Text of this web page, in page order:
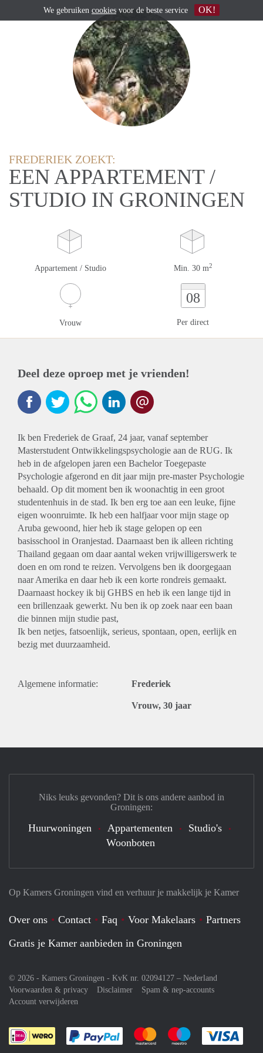
FREDERIEK ZOEKT:
EEN APPARTEMENT /
STUDIO IN GRONINGEN
Appartement / Studio Min. 30 m2
Vrouw
08
Per direct
Deel deze oproep met je vrienden!
Ik ben Frederiek de Graaf, 24 jaar, vanaf september
Masterstudent Ontwikkelingspsychologie aan de RUG. Ik
heb in de afgelopen jaren een Bachelor Toegepaste
Psychologie afgerond en dit jaar mijn pre-master Psychologie
behaald. Op dit moment ben ik woonachtig in een groot
studentenhuis in de stad. Ik ben erg toe aan een leuke, fijne
eigen woonruimte. Ik heb een halfjaar voor mijn stage op
Aruba gewoond, hier heb ik stage gelopen op een
basisschool in Oranjestad. Daarnaast ben ik alleen richting
Thailand gegaan om daar aantal weken vrijwilligerswerk te
doen en om rond te reizen. Vervolgens ben ik doorgegaan
naar Amerika en daar heb ik een korte rondreis gemaakt.
Daarnaast hockey ik bij GHBS en heb ik een lange tijd in
een brillenzaak gewerkt. Nu ben ik op zoek naar een baan
die binnen mijn studie past,
Ik ben netjes, fatsoenlijk, serieus, spontaan, open, eerlijk en
bezig met duurzaamheid.
Algemene informatie: Frederiek
Vrouw, 30 jaar
Op Kamers Groningen vind en verhuur je makkelijk je Kamer
Over ons Contact Faq Voor Makelaars
Partners
Gratis je Kamer aanbieden in Groningen
© 2026 - Kamers Groningen - KvK nr. 02094127 – Nederland
Voorwaarden & privacy
Disclaimer
Spam & nep-accounts
Account verwijderen
Je rekent gemakkelijk af met Paypal
Je rekent gemakkelijk af met
Je rekent
Niks leuks gevonden? Dit is ons andere aanbod in
Groningen:
Huurwoningen Appartementen
Studio's
Woonboten
We gebruiken cookies voor de beste service OK!